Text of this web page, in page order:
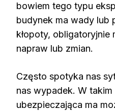
bowiem tego typu
budynek ma wady lub
kłopoty, obligatoryjnie
napraw lub zmian.
Często spotyka nas
nas wypadek. W
ubezpieczająca ma